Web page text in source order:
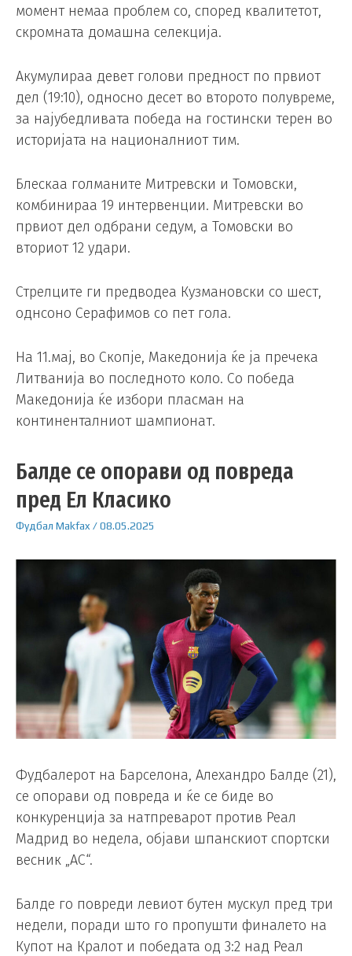
момент немаа проблем со, според квалитетот,
скромната домашна селекција.
Акумулираа девет голови предност по првиот
дел (19:10), односно десет во второто полувреме,
за најубедливата победа на гостински терен во
историјата на националниот тим.
Блескаа голманите Митревски и Томовски,
комбинираа 19 интервенции. Митревски во
првиот дел одбрани седум, а Томовски во
вториот 12 удари.
Стрелците ги предводеа Кузмановски со шест,
однсоно Серафимов со пет гола.
На 11.мај, во Скопје, Македонија ќе ја пречека
Литванија во последното коло. Со победа
Македонија ќе избори пласман на
континенталниот шампионат.
Балде се опорави од повреда
пред Ел Класико
Фудбал Makfax/08.05.2025
Фудбалерот на Барселона, Алехандро Балде (21),
се опорави од повреда и ќе се биде во
конкуренција за натпреварот против Реал
Мадрид во недела, објави шпанскиот спортски
весник „АС“.
Балде го повреди левиот бутен мускул пред три
недели, поради што го пропушти финалето на
Купот на Кралот и победата од 3:2 над Реал